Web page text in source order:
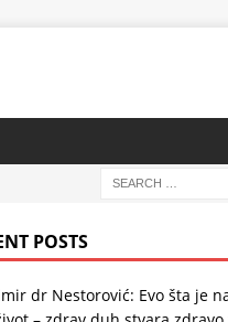
POSTS
dr Nestorović: Evo šta je